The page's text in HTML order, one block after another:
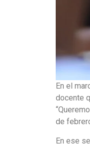
En el
docente
de
En ese